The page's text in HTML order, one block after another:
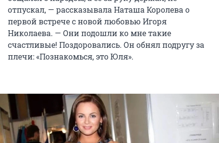
отпускал, — рассказывала Наташа Королева о
первой встрече с новой любовью Игоря
Николаева. — Они подошли ко мне такие
счастливые! Поздоровались. Он обнял подругу за
плечи: «Познакомься, это Юля».